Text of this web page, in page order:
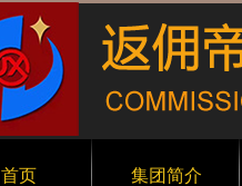
首页 集团简介